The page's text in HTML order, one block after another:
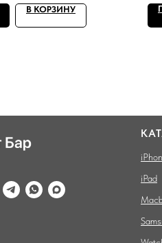
В КОРЗИНУ
iPad